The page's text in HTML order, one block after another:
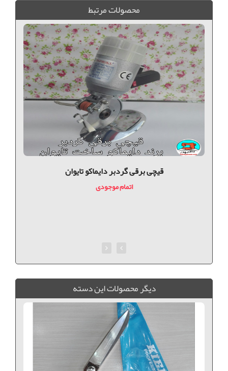
محصولات مرتبط
قیچی برقی گردبر دایماکو تایوان
اتمام موجودی
ديگر محصولات اين دسته